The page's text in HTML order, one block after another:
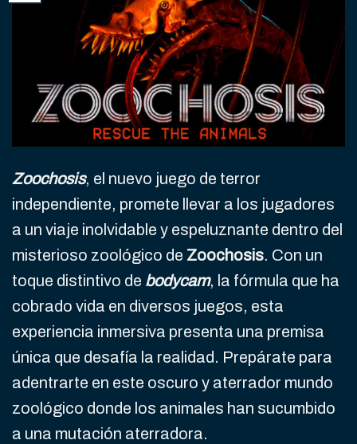
Zoochosis, el nuevo juego de terror
independiente, promete llevar a los jugadores
a un viaje inolvidable y espeluznante dentro del
misterioso zoológico de Zoochosis. Con un
toque distintivo de bodycam, la fórmula que ha
cobrado vida en diversos juegos, esta
experiencia inmersiva presenta una premisa
única que desafía la realidad. Prepárate para
adentrarte en este oscuro y aterrador mundo
zoológico donde los animales han sucumbido
a una mutación aterradora.